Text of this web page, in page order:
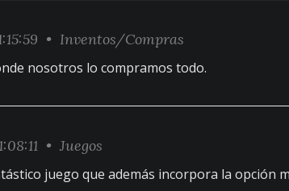
• Inventos/Compras
nosotros lo compramos todo.
• Juegos
juego que además incorpora la opción